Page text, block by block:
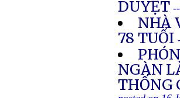
DUYỆT
NHÀ
78 TUỔI
NGÀN
THỐNG